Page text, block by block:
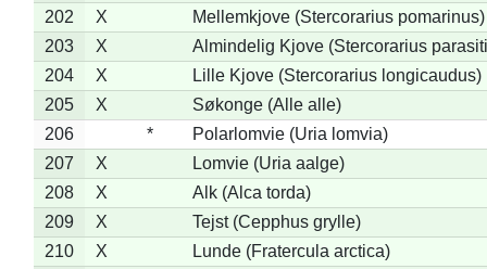
202
X
Mellemkjove (Stercorarius pomarinus)
203
X
Almindelig Kjove (Stercorarius
204
X
Lille Kjove (Stercorarius longicaudus)
205
X
Søkonge (Alle alle)
206
*
Polarlomvie (Uria lomvia)
207
X
Lomvie (Uria aalge)
208
X
Alk (Alca torda)
209
X
Tejst (Cepphus grylle)
210
X
Lunde (Fratercula arctica)